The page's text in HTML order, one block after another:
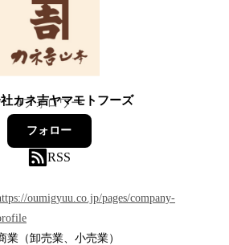
カネ吉ヤマモトフーズ
0フォロワー
フォロー
RSS
oumigyuu.co.jp/pages/company-
業（卸売業、小売業）